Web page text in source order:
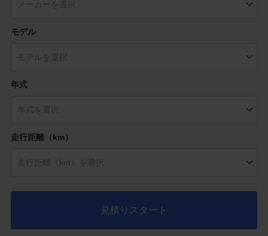
モデル
年式
走行距離（km）
見積りスタート